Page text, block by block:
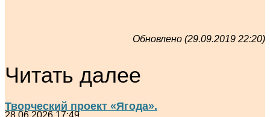
Обновлено (29.09.2019 22:20)
Читать далее
Творческий проект «Ягода».